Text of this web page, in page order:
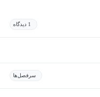
1 دیدگاه
سرفصل‌ها